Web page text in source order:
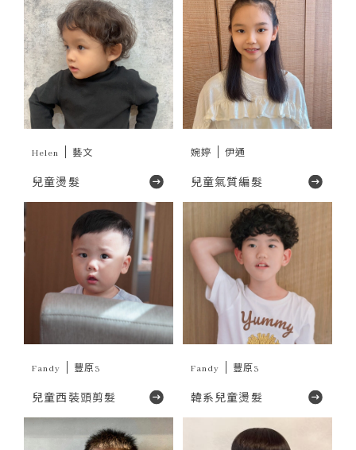
Helen 藝文
兒童燙髮
婉婷 伊通
兒童氣質編髮
Fandy 豐原3
兒童西裝頭剪髮
Fandy 豐原3
韓系兒童燙髮